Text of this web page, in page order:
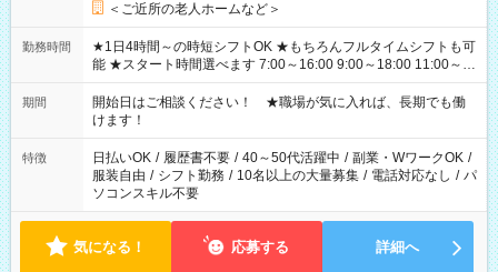
＜ご近所の老人ホームなど＞
勤務時間
★1日4時間～の時短シフトOK ★もちろんフルタイムシフトも可
能 ★スタート時間選べます 7:00～16:00 9:00～18:00 11:00～
20:00 など 残業なし！ ※Wワークの場合、他のお仕事と合わせ
週40時間超の就業はご案内できません ※法令に基づき、週20時
間以上勤務は社会保険への加入対象となります ※労働者派遣法
（日雇い派遣の原則禁止）により、短時間・短期間の就業はご
案内が難しい場合があります
期間
開始日はご相談ください！ ★職場が気に入れば、長期でも働
けます！
特徴 日払いOK / 履歴書不要 / 40～50代活躍中 / 副業・WワークOK /
服装自由 / シフト勤務 / 10名以上の大量募集 / 電話対応なし / パ
ソコンスキル不要
気になる！ 応募する 詳細へ